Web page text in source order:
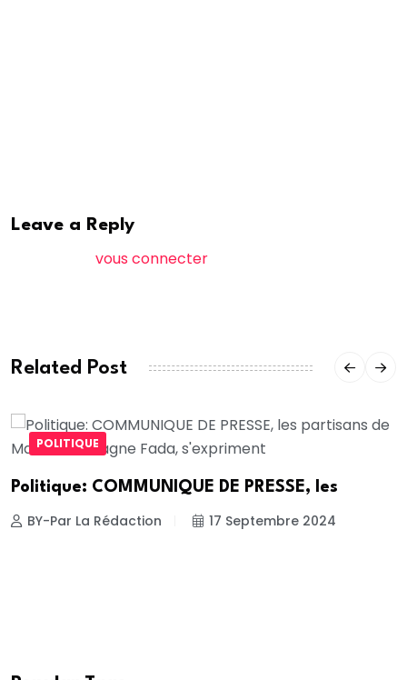
Leave a Reply
vous connecter
Related Post
POLITIQUE
Politique: COMMUNIQUE DE PRESSE, les
BY-Par La Rédaction 17 Septembre 2024